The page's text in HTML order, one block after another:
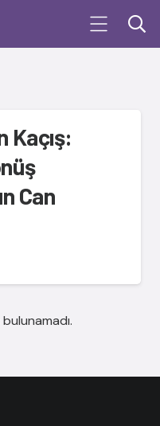
Kaçış:
Can